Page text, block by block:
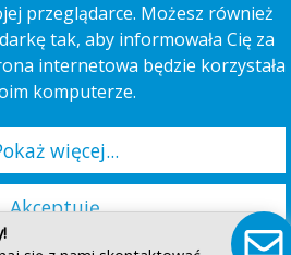
przeglądarce. Możesz również
tak, aby informowała Cię za
internetowa będzie korzystała
komputerze.
więcej...
Akceptuję